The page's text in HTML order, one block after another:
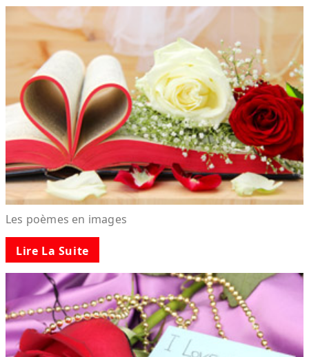
Les poèmes en images
Lire La Suite